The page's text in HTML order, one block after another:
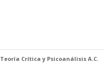
Teoría Crítica y Psicoanálisis A.C.